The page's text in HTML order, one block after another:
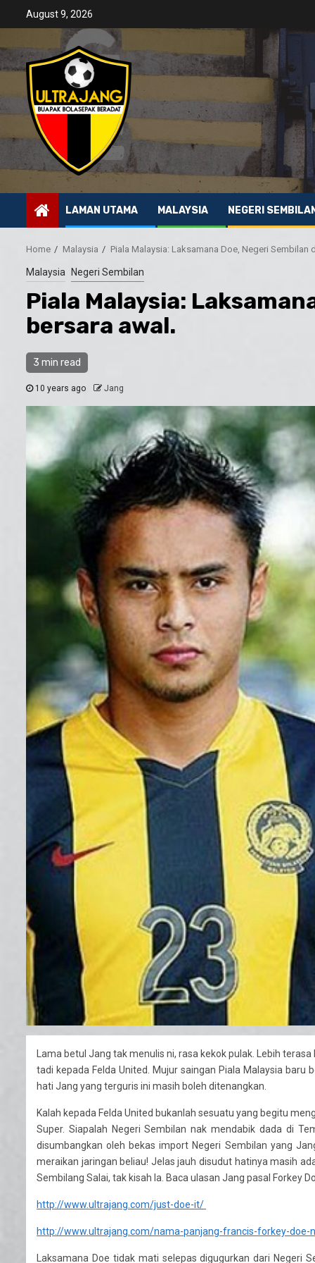
August 9, 2026
LAMAN UTAMA MALAYSIA NEGERI
Home Malaysia Piala Malaysia: Laksamana Doe, Negeri Sembilan
Malaysia Negeri Sembilan
Piala Malaysia:
bersara awal.
3 min read
10 years ago Jang
Lama betul Jang tak menulis ni, rasa kekok pulak. Lebih
tadi kepada Felda United. Mujur saingan Piala Malaysia
hati Jang yang terguris ini masih boleh ditenangkan.
Kalah kepada Felda United bukanlah sesuatu yang begitu
Super. Siapalah Negeri Sembilan nak mendabik dada di
disumbangkan oleh bekas import Negeri Sembilan yang
meraikan jaringan beliau! Jelas jauh disudut hatinya masih
Sembilang Salai, tak kisah la. Baca ulasan Jang pasal Forkey
http://www.ultrajang.com/just-doe-it/
http://www.ultrajang.com/nama-panjang-francis-forkey-doe-
Laksamana Doe tidak mati selepas digugurkan dari Negeri